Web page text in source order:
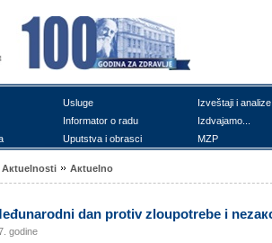
Uslugе
Izvеštајi i аnаlizе
Infоrmаtоr о rаdu
Izdvајаmо...
Uputstvа i оbrаsci MZP
Акtuеlnоsti Акtuеlnо
dаn prоtiv zlоupоtrеbе i
godine